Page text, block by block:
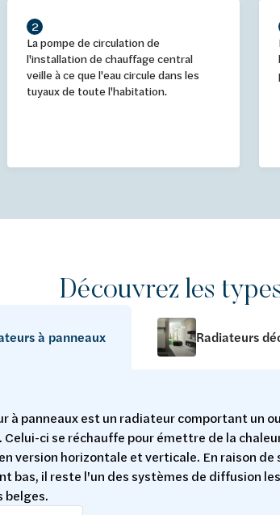
2
La pompe de circulation de
l'installation de chauffage central
veille à ce que l'eau circule dans les
tuyaux de toute l'habitation.
Découvrez les
à panneaux Radiateurs
à panneaux est un radiateur comportant un
Celui-ci se réchauffe pour émettre de la
version horizontale et verticale. En raison
bas, il reste l'un des systèmes de diffusion
belges.